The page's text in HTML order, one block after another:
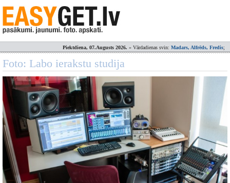
Piektdiena, 07.Augusts 2026. » Vārdadienas svin: Madars, Alfrēds, Fredis;
Foto: Labo ierakstu studija